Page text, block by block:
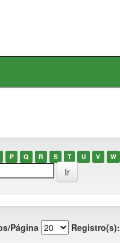
P Q R S T U V W
Página Registro(s):